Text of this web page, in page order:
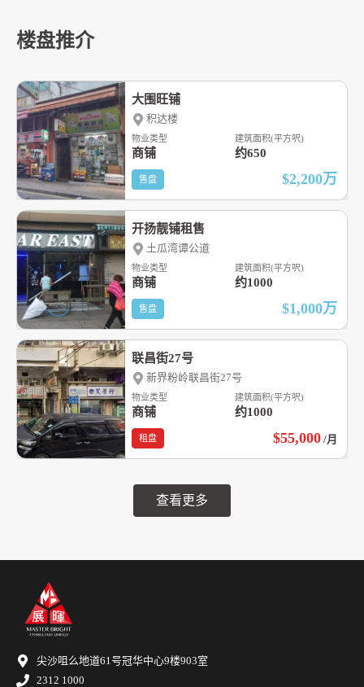
楼盘推介
查看更多
大围旺铺
积达楼
物业类型
商铺
建筑面积(平方呎)
约650
售盘 $2,200万
开扬靓铺租售
土瓜湾谭公道
物业类型
商铺
建筑面积(平方呎)
约1000
售盘 $1,000万
联昌街27号
新界粉岭联昌街27号
物业类型
商铺
建筑面积(平方呎)
约1000
租盘 $55,000 /月
尖沙咀么地道61号冠华中心9楼903室
2312 1000